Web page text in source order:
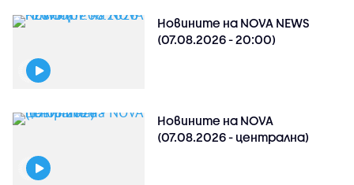
Новините на NOVA NEWS
(07.08.2026 - 20:00)
Новините на NOVA
(07.08.2026 - централна)